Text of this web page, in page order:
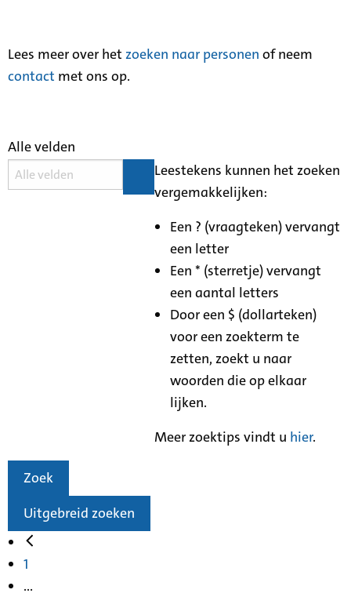
Lees meer over het zoeken naar personen of neem
contact met ons op.
Alle velden
Leestekens kunnen het zoeken
vergemakkelijken:
Een ? (vraagteken) vervangt
een letter
Een * (sterretje) vervangt
een aantal letters
Door een $ (dollarteken)
voor een zoekterm te
zetten, zoekt u naar
woorden die op elkaar
lijken.
Meer zoektips vindt u hier.
Zoek
Uitgebreid zoeken
1
...